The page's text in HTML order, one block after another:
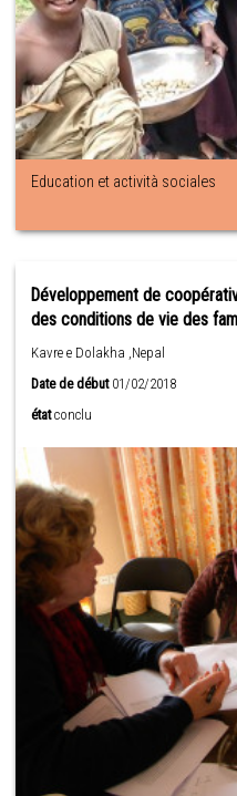
Education et actività sociales
Développement de
des conditions de vie des
Kavre e Dolakha ,Nepal
Date de début01/02/2018
état conclu